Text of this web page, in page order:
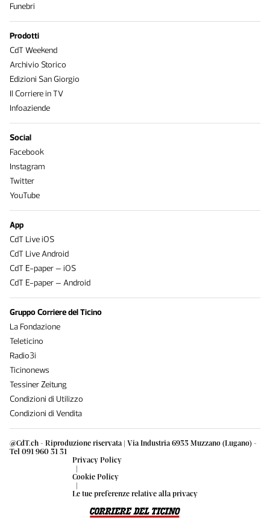
@CdT.ch - Riproduzione riservata | Via Industria 6933 Muzzano (Lugano) -
Tel 091 960 31 31
Privacy Policy
|
Cookie Policy
|
Le tue preferenze relative alla privacy
Funebri
Prodotti
CdT Weekend
Archivio Storico
Edizioni San Giorgio
Il Corriere in TV
Infoaziende
Social
Facebook
Instagram
Twitter
YouTube
App
CdT Live iOS
CdT Live Android
CdT E-paper – iOS
CdT E-paper – Android
Gruppo Corriere del Ticino
La Fondazione
Teleticino
Radio3i
Ticinonews
Tessiner Zeitung
Condizioni di Utilizzo
Condizioni di Vendita